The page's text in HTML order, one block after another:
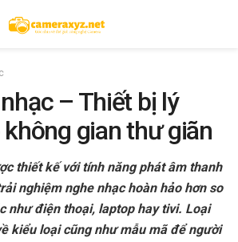
– Thiết bị lý
gian thư giãn
thiết kế với tính năng phát âm thanh
nghiệm nghe nhạc hoàn hảo hơn so
như điện thoại, laptop hay tivi. Loại
kiểu loại cũng như mẫu mã để người